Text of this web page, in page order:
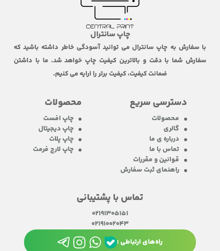
چاپ سانترال
با سفارش به چاپ سانترال می توانید آسودگی خاطر داشته باشید که
سفارش شما با دقت و بالاترین کیفیت چاپ خواهد شد. ما با داشتن
ضمانت کیفیت، کیفیت برتر را ارایه می کنیم.
دسترسی سریع
محصولات
گالری
درباره ی ما
تماس با ما
قوانین و مقررات
راهنمای ثبت سفارش
محصولات
چاپ افست
چاپ دیجیتال
چاپ پلات
چاپ لارج فرمت
تماس با پشتیبانی
02191305151
02191002043
راه‌های ارتباطی :